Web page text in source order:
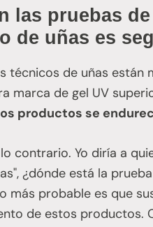
las pruebas
de uñas es
técnicos de uñas están
marca de gel UV
productos se
contrario. Yo diría a
¿dónde está la
más probable es que
de estos productos.